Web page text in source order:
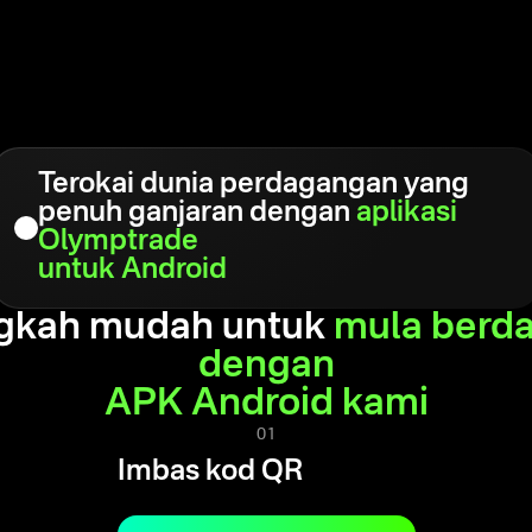
Terokai dunia perdagangan yang
penuh ganjaran dengan aplikasi
Olymptrade
untuk Android
mudah untuk mula
dengan
APK Android kami
01
Imbas kod QR